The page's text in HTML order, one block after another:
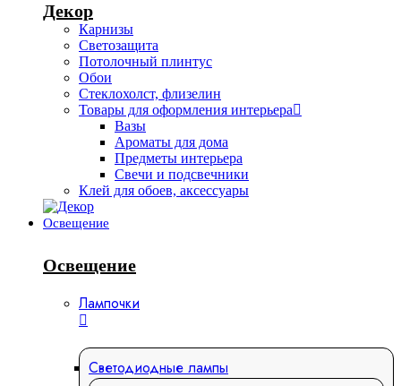
Декор
Карнизы
Светозащита
Потолочный плинтус
Обои
Стеклохолст, флизелин
Товары для оформления интерьера
Вазы
Ароматы для дома
Предметы интерьера
Свечи и подсвечники
Клей для обоев, аксессуары
Освещение
Освещение
Лампочки
Светодиодные лампы